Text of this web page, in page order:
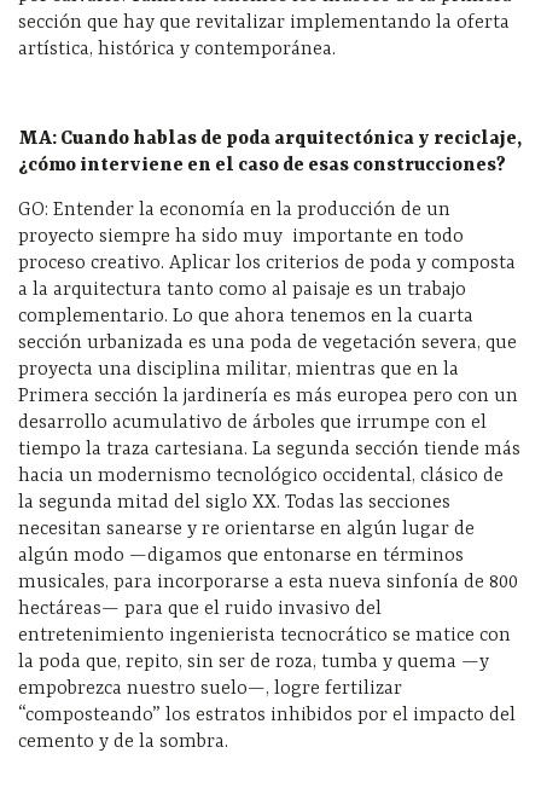
sección que hay que revitalizar implementando la oferta
artística, histórica y contemporánea.
MA: Cuando hablas de poda arquitectónica y reciclaje,
¿cómo interviene en el caso de esas construcciones?
GO: Entender la economía en la producción de un
proyecto siempre ha sido muy importante en todo
proceso creativo. Aplicar los criterios de poda y composta
a la arquitectura tanto como al paisaje es un trabajo
complementario. Lo que ahora tenemos en la cuarta
sección urbanizada es una poda de vegetación severa, que
proyecta una disciplina militar, mientras que en la
Primera sección la jardinería es más europea pero con un
desarrollo acumulativo de árboles que irrumpe con el
tiempo la traza cartesiana. La segunda sección tiende más
hacia un modernismo tecnológico occidental, clásico de
la segunda mitad del siglo XX. Todas las secciones
necesitan sanearse y re orientarse en algún lugar de
algún modo —digamos que entonarse en términos
musicales, para incorporarse a esta nueva sinfonía de 800
hectáreas— para que el ruido invasivo del
entretenimiento ingenierista tecnocrático se matice con
la poda que, repito, sin ser de roza, tumba y quema —y
empobrezca nuestro suelo—, logre fertilizar
“composteando” los estratos inhibidos por el impacto del
cemento y de la sombra.